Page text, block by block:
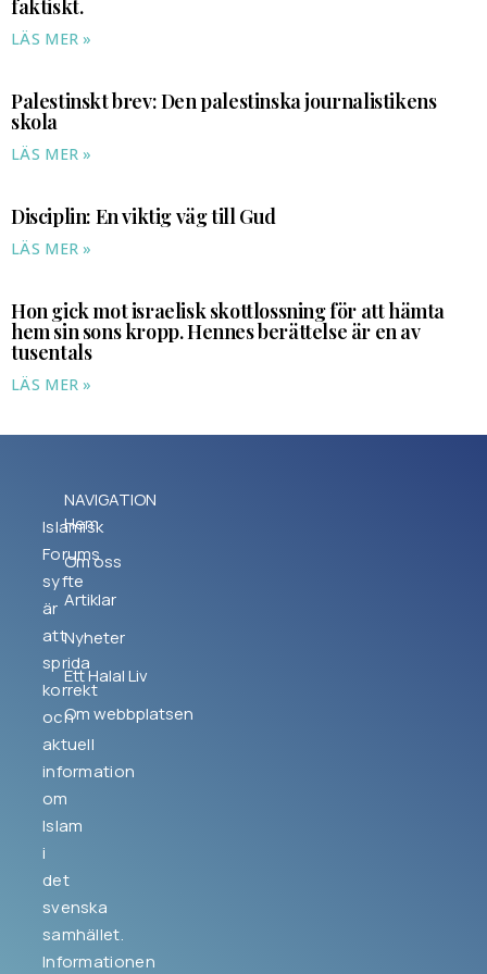
faktiskt.
LÄS MER »
Palestinskt brev: Den palestinska journalistikens
skola
LÄS MER »
Disciplin: En viktig väg till Gud
LÄS MER »
Hon gick mot israelisk skottlossning för att hämta
hem sin sons kropp. Hennes berättelse är en av
tusentals
LÄS MER »
Islamisk
Forums
syfte
är
att
sprida
korrekt
och
aktuell
information
om
Islam
i
det
svenska
samhället.
Informationen
NAVIGATION
Hem
Om oss
Artiklar
Nyheter
Ett Halal Liv
Om webbplatsen